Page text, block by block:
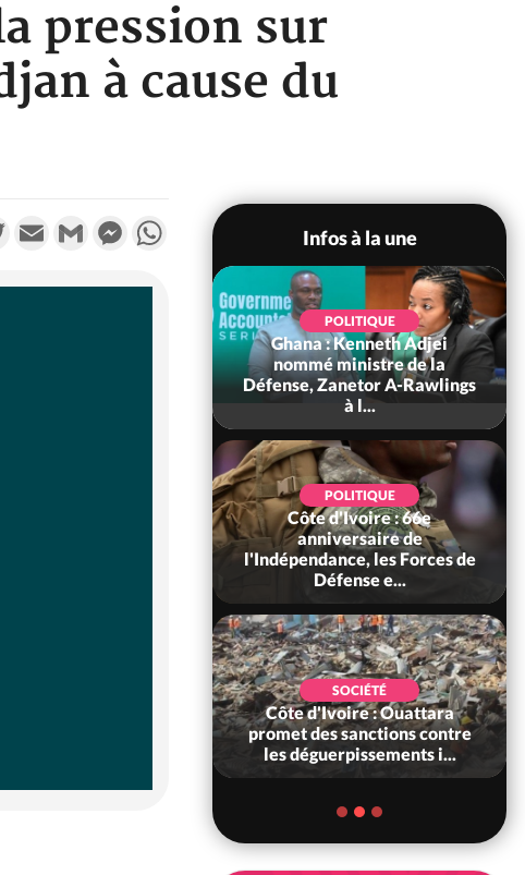
pression sur
à cause du
TwitterEmail Gmail MessengerWhatsApp
Infos à la une
: Indépendance
Béréby, le Sous-
POLITIQUE
Ghana : Kenneth Adjei
nommé ministre de la
Défense, Zanetor A-Rawlings
à l...
POLITIQUE
Côte d'Ivoire : 66e
anniversaire de
l'Indépendance, les Forces de
Défense e...
SOCIÉTÉ
Côte d'Ivoire : Ouattara
promet des sanctions contre
les déguerpissements i...